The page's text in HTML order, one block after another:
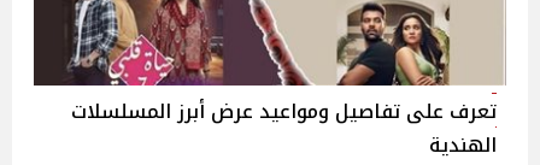
تعرف على تفاصيل ومواعيد عرض أبرز المسلسلات
الهندية